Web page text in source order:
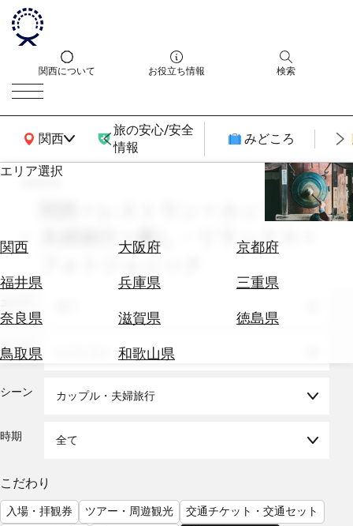
関西について お役立ち情報 検索
関西
関西広域MAP
旅の安心/安全
情報
みどころ
エリア選択
関西 大阪府
京都府
福井県
兵庫県
三重県
奈良県
滋賀県
徳島県
鳥取県
和歌山県
エ
券
テ
を
を
見
る
search
関西 × レストラン × カップル・
夫婦旅行 × 癒し・リラックス ×
テーマ
シーン カップル・夫婦旅行
時期 全て
こだわり
入場・拝観券 ツアー・周遊観光
交通チケット・交通セット